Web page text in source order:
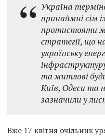
Україна
принаймні сім
протистояти
стратегії, що
українську
та житлові
Київ, Одеса та
зазначили у
Вже 17 квітня очільник